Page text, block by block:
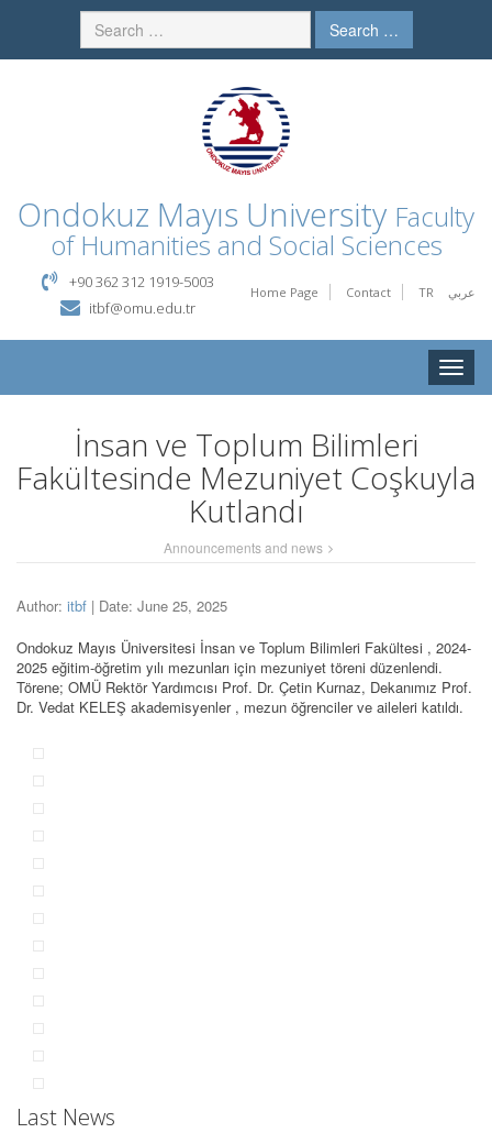
Search …
Ondokuz Mayıs University Faculty
of Humanities and Social Sciences
Home Page Contact TR عربي
+90 362 312 1919-5003
itbf@omu.edu.tr
Toggle
İnsan ve Toplum Bilimleri
Fakültesinde Mezuniyet Coşkuyla
Kutlandı
Announcements and news
Author: itbf | Date: June 25, 2025
Ondokuz Mayıs Üniversitesi İnsan ve Toplum Bilimleri Fakültesi , 2024-
2025 eğitim-öğretim yılı mezunları için mezuniyet töreni düzenlendi.
Törene; OMÜ Rektör Yardımcısı Prof. Dr. Çetin Kurnaz, Dekanımız Prof.
Dr. Vedat KELEŞ akademisyenler , mezun öğrenciler ve aileleri katıldı.
Last News